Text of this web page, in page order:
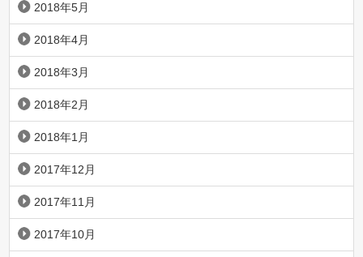
2018年5月
2018年4月
2018年3月
2018年2月
2018年1月
2017年12月
2017年11月
2017年10月